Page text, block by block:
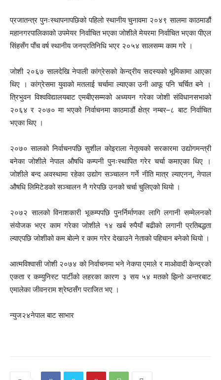
प्रजातन्त्र पुनःस्थापनापछिको पहिलो स्थानीय चुनावमा २०४९ सालमा काठमाडौं
महानगरपालिकाको उपमेयर निर्वाचित भएका जोशीले मेयरमा निर्वाचित भएका पीएल
सिंहसँग पाँच वर्ष स्थानीय जनप्रतिनिधि भएर २०५४ सालसम्म काम गरे ।
जोशी २०६७ सालदेखि नेपाली कांग्रेसको केन्द्रीय सदस्यको भूमिकामा आएका
थिए । कांग्रेसमा युवाको मतलाई चर्चामा ल्याएका उनी आफू पनि चर्चित बने ।
त्रिभुवन विश्वविद्यालयबाट एमबीएसम्मको अध्ययन गरेका जोशी संविधानसभाको
२०६४ र २०७० मा भएको निर्वाचनमा काठमाडौं क्षेत्र नम्बर–८ बाट निर्वाचित
भएका थिए ।
२०७० सालको निर्वाचनपछि सुशील कोइराला नेतृत्वको सरकारमा उद्योगमन्त्री
बनेका जोशीले नेपाल औषधि कम्पनी पुनःस्थापित गरेर चर्चा कमाएका थिए ।
जोशीले बन्द अवस्थामा रहेका उद्योग सञ्चालन गर्ने नीति मात्र ल्याएनन्, नेपाल
औषधि लिमिटेडको सञ्चालन नै गरेपछि उनको चर्चा चुलिएको थियो ।
२०७२ सालको विनाशकारी भूकम्पपछि पुनर्निर्माणका लागि लगानी सम्मेलनको
संयोजक भएर काम गरेका जोशीले १४ खर्ब रुपैयाँ बढीको लगानी प्रतिबद्धता
ल्याएपछि जोशीको कम बोल्ने र काम गरेर देखाउने नेताको पहिचान बनेको थियो ।
आत्मविश्वासी जोशी २०७४ को निर्वाचनमा भने नेकपा एमाले र माओवादी केन्द्रको
एकता र कम्युनिस्ट पार्टीको लहरका कारण ३ सय ५४ मतको झिनो अन्तरबाट
एमालेका जीवनराम श्रेष्ठसँग पराजित भए ।
न्युज२४नेपाल बाट साभार